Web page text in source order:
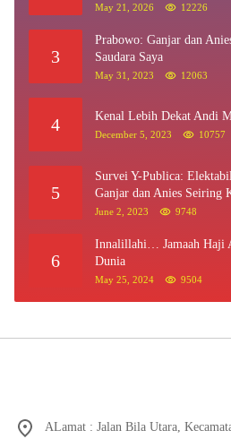
May 21, 2026 12226
3
Prabowo: Ganjar dan
Saudara Saya
May 31, 2023 12063
4 Kenal Lebih Dekat Andi
December 5, 2023 10757
5
Survei Y-Publica:
Ganjar dan Anies Seiring
Naik
June 2, 2023 9748
6
Innalillahi… Jamaah Haji
Dunia
May 25, 2024 9504
ALamat : Jalan Bila Utara,